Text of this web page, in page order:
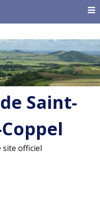
Saint-
site officiel